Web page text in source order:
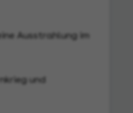
Ausstrahlung im
und